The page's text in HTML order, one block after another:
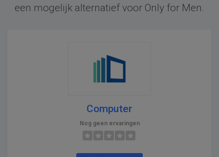
een mogelijk alternatief voor Only for Men.
Computer
Nog geen ervaringen